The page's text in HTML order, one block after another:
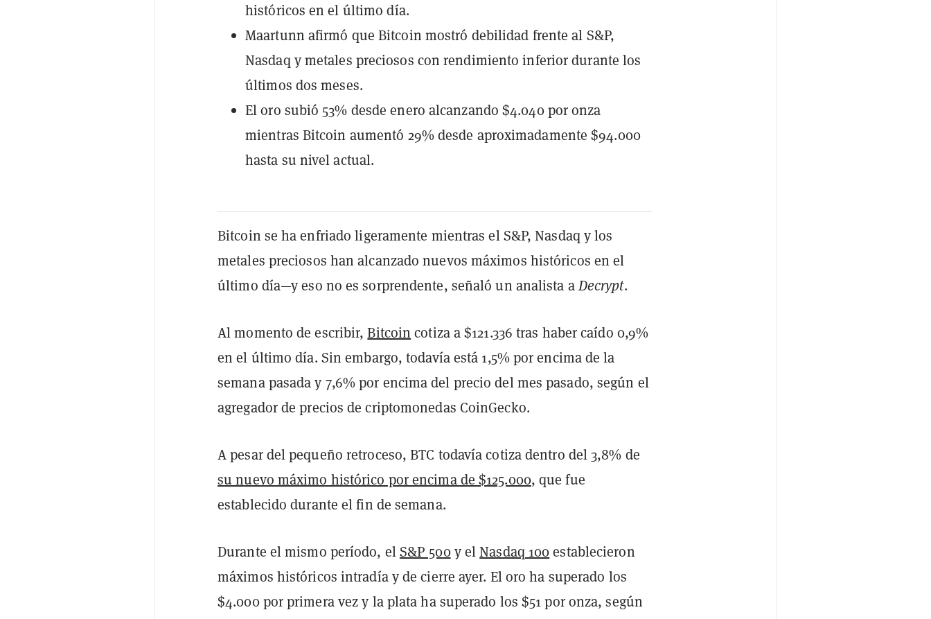
históricos en el último día.
Maartunn afirmó que Bitcoin mostró debilidad frente al S&P,
Nasdaq y metales preciosos con rendimiento inferior durante los
últimos dos meses.
El oro subió 53% desde enero alcanzando $4.040 por onza
mientras Bitcoin aumentó 29% desde aproximadamente $94.000
hasta su nivel actual.
Bitcoin se ha enfriado ligeramente mientras el S&P, Nasdaq y los
metales preciosos han alcanzado nuevos máximos históricos en el
último día—y eso no es sorprendente, señaló un analista aDecrypt.
Al momento de escribir,Bitcoin cotiza a $121.336 tras haber caído 0,9%
en el último día. Sin embargo, todavía está 1,5% por encima de la
semana pasada y 7,6% por encima del precio del mes pasado, según el
agregador de precios de criptomonedas CoinGecko.
A pesar del pequeño retroceso, BTC todavía cotiza dentro del 3,8% de
su nuevo máximo histórico por encima de $125.000, que fue
establecido durante el fin de semana.
Durante el mismo período, elS&P 500y elNasdaq 100establecieron
máximos históricos intradía y de cierre ayer. El oro ha superado los
$4.000 por primera vez y la plata ha superado los $51 por onza, según